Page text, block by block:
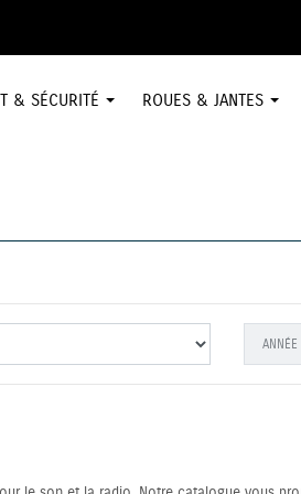
& SÉCURITÉ ROUES & JANTES